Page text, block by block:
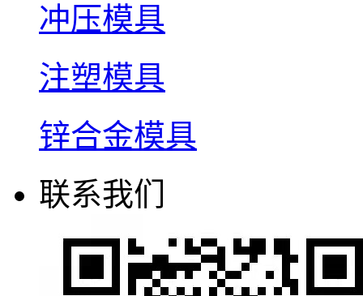
冲压模具
注塑模具
锌合金模具
联系我们